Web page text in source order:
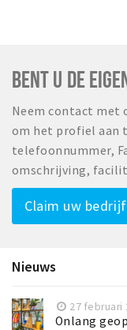
BENT U DE
Neem contact met
om het profiel aan
telefoonnummer,
omschrijving,
Claim uw
Nieuws
27 februari
Onlang